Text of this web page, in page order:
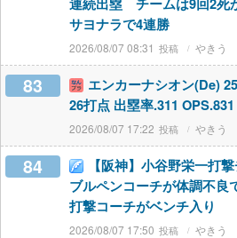
サヨナラで4連勝
2026/08/07 08:31 やきう
83
エンカーナシオン(De)
26打点 出塁率.311
2026/08/07 17:22 やきう
84
【阪神】小谷野栄一打
ブルペンコーチが体調不
打撃コーチがベンチ入り
2026/08/07 17:50 やきう